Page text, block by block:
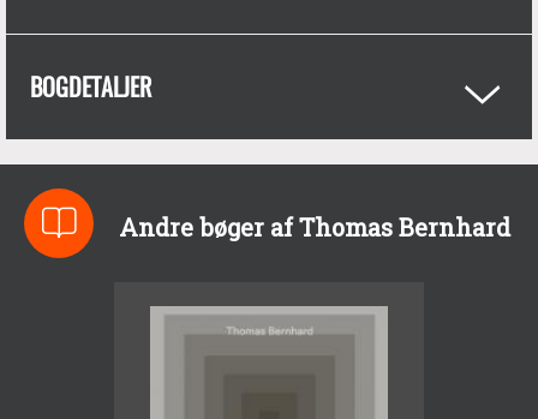
BOGDETALJER
Andre bøger af Thomas Bernhard